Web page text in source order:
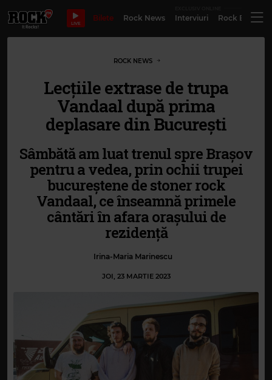
LIVE
Bilete Rock News Interviuri Rock
ROCK NEWS
Lecțiile extrase de trupa
Vandaal după prima
deplasare din București
Sâmbătă am luat trenul spre Brașov
pentru a vedea, prin ochii trupei
bucureștene de stoner rock
Vandaal, ce înseamnă primele
cântări în afara orașului de
rezidență
Irina-Maria Marinescu
JOI, 23 MARTIE 2023